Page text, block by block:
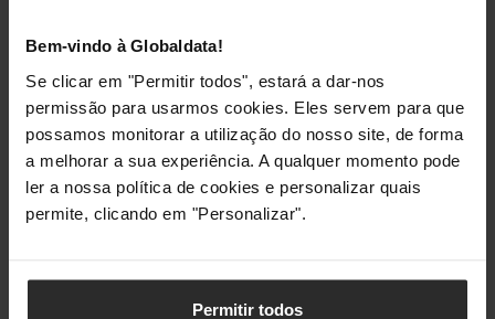
Bem-vindo à Globaldata!
Se clicar em "Permitir todos", estará a dar-nos
permissão para usarmos cookies. Eles servem para que
possamos monitorar a utilização do nosso site, de forma
a melhorar a sua experiência. A qualquer momento pode
ler a nossa política de cookies e personalizar quais
permite, clicando em "Personalizar".
Permitir todos
Classificações